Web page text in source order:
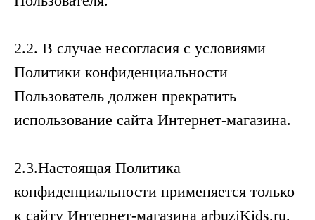
2.2. В случае несогласия с условиями
Политики конфиденциальности
Пользователь должен прекратить
использование сайта Интернет-магазина.
2.3.Настоящая Политика
конфиденциальности применяется только
к сайту Интернет-магазина arbuziKids.ru.